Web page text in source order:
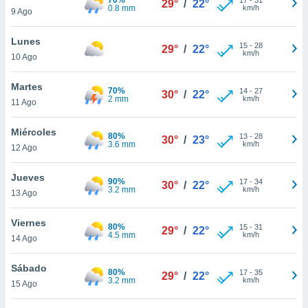
más
nuestra
y
de
disponible
cookies
aceptar
9 Ago
0.8 mm
29° / 22°
km/h
Lunes
10 Ago
29° / 22° 15- 28
km/h
Martes
11 Ago
70%
2 mm
30° / 22° 14- 27
km/h
Miércoles
12 Ago
80%
3.6 mm
30° / 23° 13- 28
km/h
Jueves
13 Ago
90%
3.2 mm
30° / 22° 17- 34
km/h
Viernes
14 Ago
80%
4.5 mm
29° / 22° 15- 31
km/h
Sábado
15 Ago
80%
3.2 mm
29° / 22° 17- 35
km/h